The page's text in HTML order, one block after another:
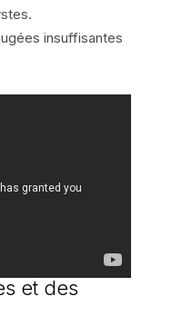
insuffisantes
et des